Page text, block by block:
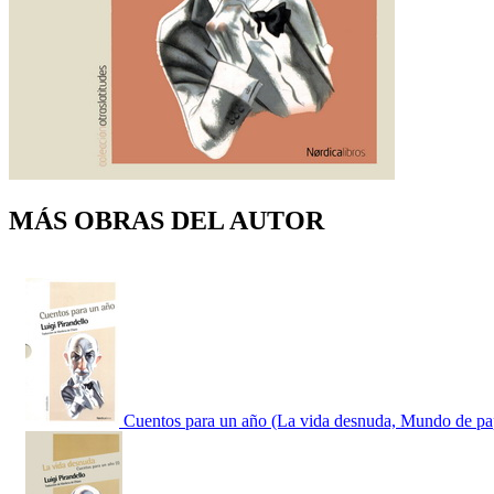
MÁS OBRAS DEL AUTOR
Cuentos para un año (La vida desnuda, Mundo de